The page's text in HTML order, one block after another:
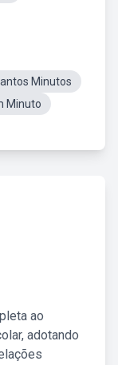
Minutos
Minuto
ao
adotando